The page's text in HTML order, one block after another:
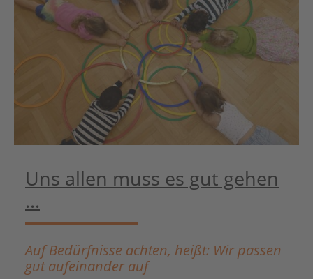
Uns allen muss es gut gehen
...
Auf Bedürfnisse achten, heißt: Wir passen
gut aufeinander auf